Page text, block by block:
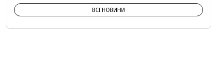
ВСІ НОВИНИ